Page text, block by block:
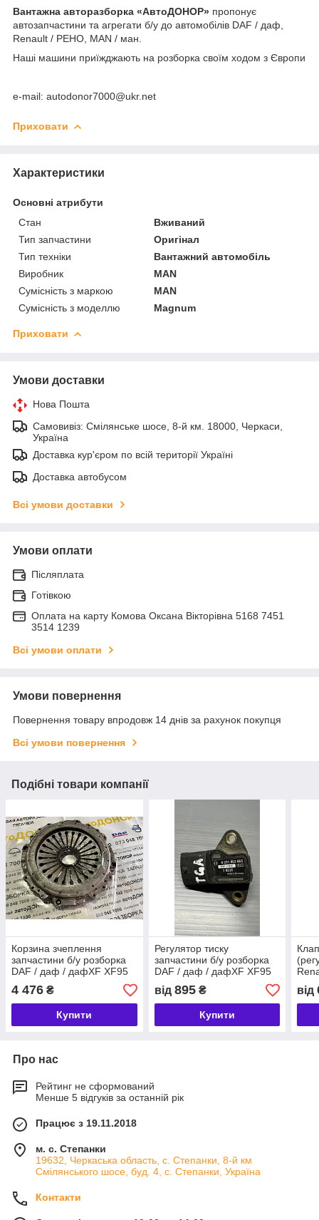
Вантажна авторазборка «АвтоДОНОР» пропонує
автозапчастини та агрегати б/у до автомобілів DAF / даф,
Renault / РЕНО, MAN / ман.
Наші машини приїжджають на розборка своїм ходом з Європи
e-mail: autodonor7000@ukr.net
Приховати
Характеристики
Основні атрибути
Стан
Вживаний
Тип запчастини
Оригінал
Тип техніки
Вантажний автомобіль
Виробник
MAN
Сумісність з маркою
MAN
Сумісність з моделлю
Magnum
Приховати
Умови доставки
Нова Пошта
Самовивіз: Смілянське шосе, 8-й км. 18000, Черкаси,
Україна
Доставка кур'єром по всій території Україні
Доставка автобусом
Всі умови доставки
Умови оплати
Післяплата
Готівкою
Оплата на карту Комова Оксана Вікторівна 5168 7451
3514 1239
Всі умови оплати
Умови повернення
Повернення товару впродовж 14 днів за рахунок покупця
Всі умови повернення
Подібні товари компанії
Корзина зчеплення
запчастини б/у розборка
DAF / даф / дафXF XF95
430 480 CF Renault /
РЕНО Magnum / магнум
400
4 476 ₴
Купити
Регулятор тиску
запчастини б/у розборка
DAF / даф / дафXF XF95
430 480 380 CF Renault /
РЕНО Magnum / магнум
від 895₴
Купити
від
Про нас
Рейтинг не сформований
Менше 5 відгуків за останній рік
Працює з 19.11.2018
м. с. Степанки
19632, Черкаська область, с. Степанки, 8-й км
Смілянського шосе, буд. 4, с. Степанки, Україна
Контакти